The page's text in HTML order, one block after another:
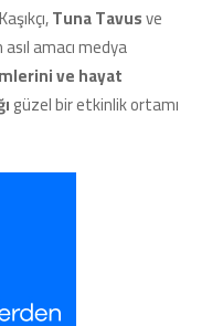
Tuna Tavusve
amacı medya
ve hayat
güzel bir etkinlik ortamı